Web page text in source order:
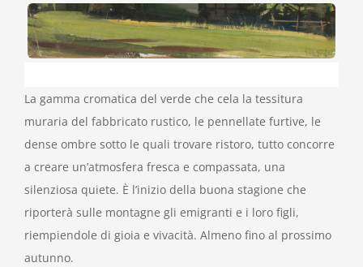
La gamma cromatica del verde che cela la tessitura
muraria del fabbricato rustico, le pennellate furtive, le
dense ombre sotto le quali trovare ristoro, tutto concorre
a creare un’atmosfera fresca e compassata, una
silenziosa quiete. È l’inizio della buona stagione che
riporterà sulle montagne gli emigranti e i loro figli,
riempiendole di gioia e vivacità. Almeno fino al prossimo
autunno.